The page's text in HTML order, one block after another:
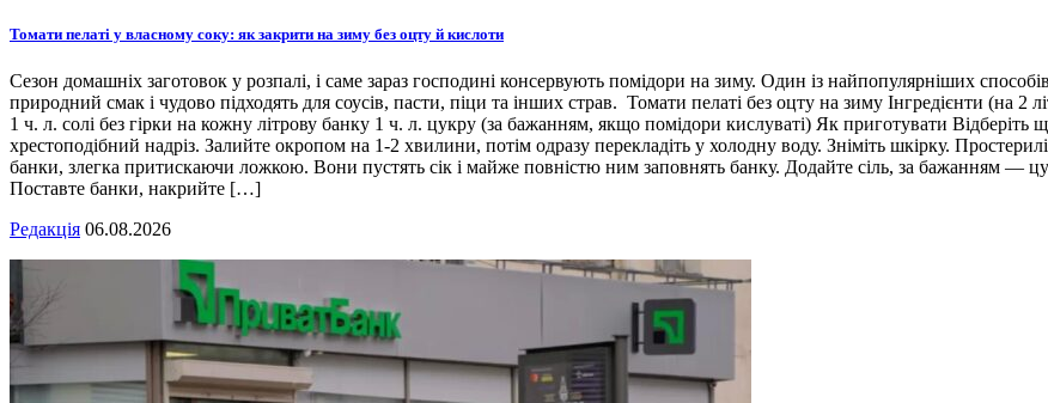
Томати пелаті у власному соку: як закрити на зиму без оцту й кислоти
Сезон домашніх заготовок у розпалі, і саме зараз господині консервують помідори на зиму. Один із найпопулярніших
природний смак і чудово підходять для соусів, пасти, піци та інших страв. Томати пелаті без оцту на зиму Інгредієнти (на
1 ч. л. солі без гірки на кожну літрову банку 1 ч. л. цукру (за бажанням, якщо помідори кислуваті) Як приготувати
хрестоподібний надріз. Залийте окропом на 1-2 хвилини, потім одразу перекладіть у холодну воду. Зніміть шкірку.
банки, злегка притискаючи ложкою. Вони пустять сік і майже повністю ним заповнять банку. Додайте сіль, за бажанням —
Поставте банки, накрийте […]
Редакція 06.08.2026